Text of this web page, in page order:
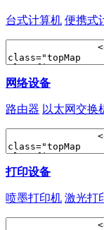
台式计算机 便携式
网络设备
路由器 以太网交换
打印设备
喷墨打印机 激光打